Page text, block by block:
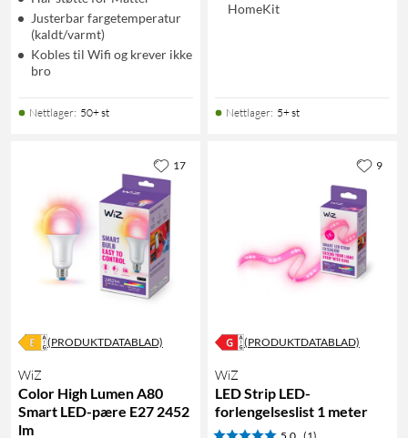
Justerbar fargetemperatur
(kaldt/varmt)
Kobles til Wifi og krever ikke
bro
Nettlager: 50+ st
HomeKit
Nettlager: 5+ st
(PRODUKTDATABLAD)
WiZ
Color High Lumen A80
Smart LED-pære E27 2452
lm
17
(PRODUKTDATABLAD)
WiZ
LED Strip LED-
forlengelseslist 1 meter
9